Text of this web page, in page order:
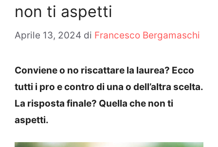
non ti aspetti
Aprile 13, 2024 di Francesco Bergamaschi
Conviene o no riscattare la laurea? Ecco
tutti i pro e contro di una o dell’altra scelta.
La risposta finale? Quella che non ti
aspetti.